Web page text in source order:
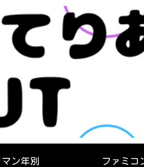
ン年別 ファミコ